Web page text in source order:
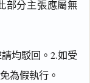
部分主張應屬無
均駁回。2.如受
為假執行。